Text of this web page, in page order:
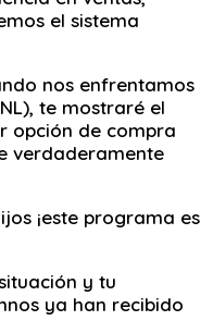
el sistema
nos enfrentamos
te mostraré el
opción de compra
verdaderamente
¡este programa es
y tu
ya han recibido